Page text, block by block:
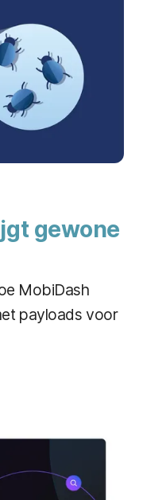
gewone
MobiDash
payloads voor